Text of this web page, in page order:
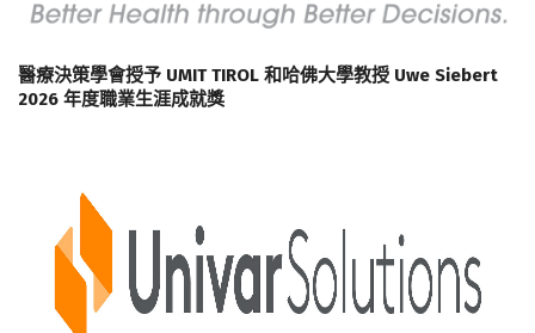
醫療決策學會授予 UMIT TIROL 和哈佛大學教授 Uwe Siebert
2026 年度職業生涯成就獎